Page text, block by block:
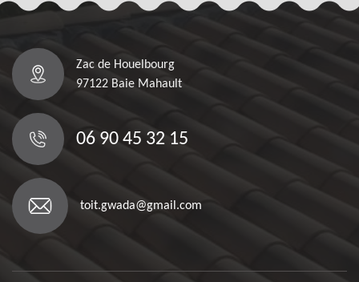
Zac de Houelbourg
97122 Baie Mahault
06 90 45 32 15
toit.gwada@gmail.com